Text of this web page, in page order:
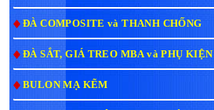
ĐÀ COMPOSITE và THANH CHỐNG
ĐÀ SẮT, GIÁ TREO MBA và PHỤ KIỆN
BULON MẠ KẼM